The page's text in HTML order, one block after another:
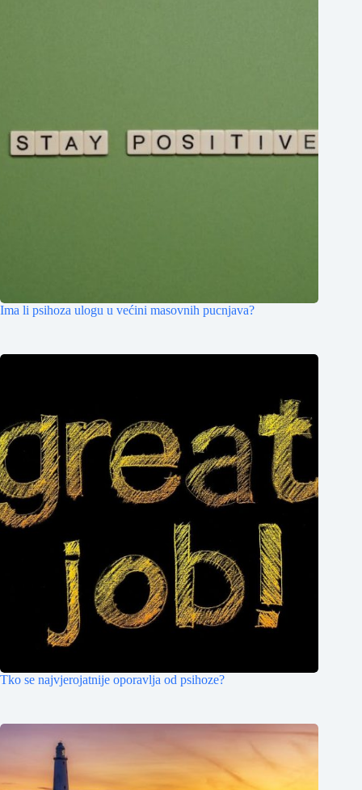
Ima li psihoza ulogu u većini masovnih pucnjava?
Tko se najvjerojatnije oporavlja od psihoze?